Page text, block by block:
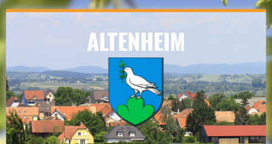
Skip
Skip
to
content
ALTENHEIM